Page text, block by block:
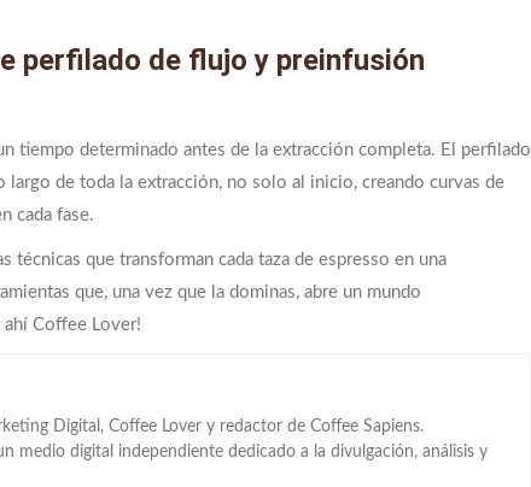
perfilado de flujo y preinfusión
tiempo determinado antes de la extracción completa. El perfilado
de toda la extracción, no solo al inicio, creando curvas de
cada fase.
técnicas que transforman cada taza de espresso en una
que, una vez que la dominas, abre un mundo
ahí Coffee Lover!
Digital, Coffee Lover y redactor de Coffee Sapiens.
medio digital independiente dedicado a la divulgación, análisis y